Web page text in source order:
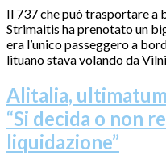
Il 737 che può trasportare a
Strimaitis ha prenotato un
era l’unico passeggero a
lituano stava volando da
Alitalia,
“Si decida o non
liquidazione”